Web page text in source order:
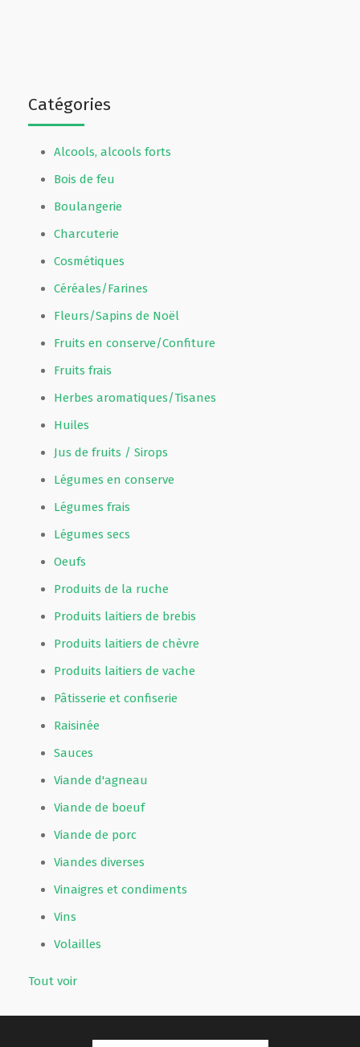
Catégories
Alcools, alcools forts
Bois de feu
Boulangerie
Charcuterie
Cosmétiques
Céréales/Farines
Fleurs/Sapins de Noël
Fruits en conserve/Confiture
Fruits frais
Herbes aromatiques/Tisanes
Huiles
Jus de fruits / Sirops
Légumes en conserve
Légumes frais
Légumes secs
Oeufs
Produits de la ruche
Produits laitiers de brebis
Produits laitiers de chèvre
Produits laitiers de vache
Pâtisserie et confiserie
Raisinée
Sauces
Viande d'agneau
Viande de boeuf
Viande de porc
Viandes diverses
Vinaigres et condiments
Vins
Volailles
Tout voir